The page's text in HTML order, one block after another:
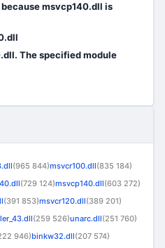
msvcp140.dll is
The specified module
(965 844)msvcr100.dll(835 184)
(729 124)msvcp140.dll(603 272)
(391 853)msvcr120.dll(389 201)
(259 526)unarc.dll(251 760)
946)binkw32.dll(207 574)